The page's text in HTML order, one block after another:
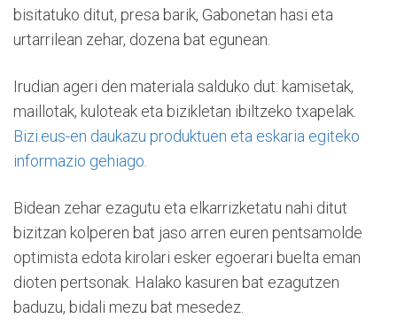
bisitatuko ditut, presa barik, Gabonetan hasi eta
urtarrilean zehar, dozena bat egunean.
Irudian ageri den materiala salduko dut: kamisetak,
maillotak, kuloteak eta bizikletan ibiltzeko txapelak.
Bizi.eus-en daukazu produktuen eta eskaria egiteko
informazio gehiago
Bidean zehar ezagutu eta elkarrizketatu nahi ditut
bizitzan kolperen bat jaso arren euren pentsamolde
optimista edota kirolari esker egoerari buelta eman
dioten pertsonak. Halako kasuren bat ezagutzen
baduzu, bidali mezu bat mesedez.